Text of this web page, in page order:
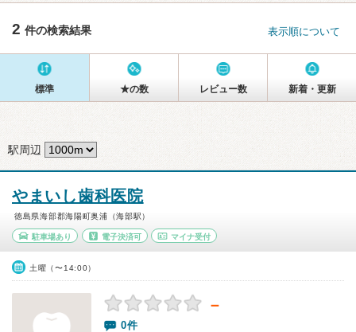
2 件の検索結果 表示順について
標準 ★の数 レビュー数 新着・更新
駅周辺
やまいし歯科医院
徳島県海部郡海陽町奥浦（海部駅）
駐車場あり 電子決済可 マイナ受付
土曜（〜14:00）
－
0件